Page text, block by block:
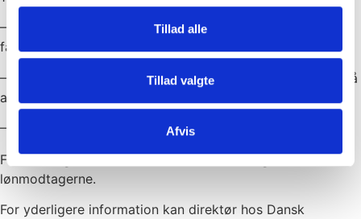
Tillad alle
Tillad valgte
Afvis
– Øgede muligheder for at bruge fritvalg til fravær af
familiemæssige årsager
– Lønpakkens synlighed øges i overenskomsten og evt. på
ansættelseskontrakterne.
– Væsentlige ændringer i fastløns modellen
Forhandlingsresultatet skal nu til afstemning hos
lønmodtagerne.
For yderligere information kan direktør hos Dansk